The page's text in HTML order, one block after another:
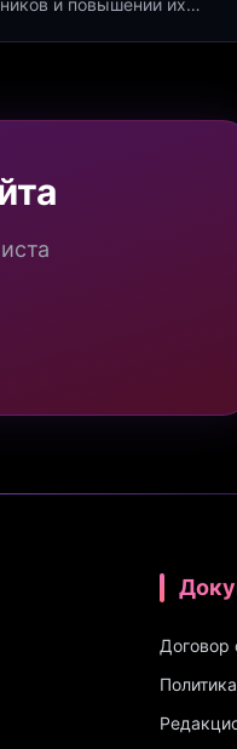
и повышении их
Договор